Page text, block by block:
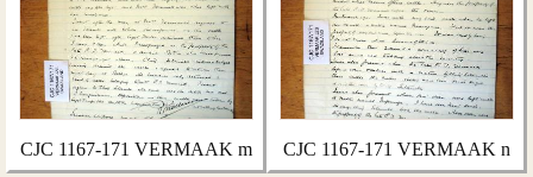
CJC 1167-171 VERMAAK m CJC 1167-171 VERMAAK n